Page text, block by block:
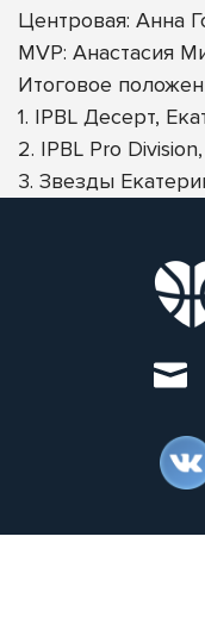
Центровая: Анна
MVP: Анастасия
Итоговое
1. IPBL Десерт,
2. IPBL Pro
3. Звезды